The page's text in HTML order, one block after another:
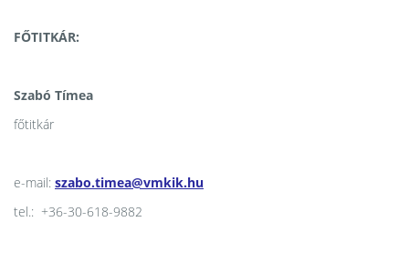
FŐTITKÁR:
Szabó Tímea
főtitkár
e-mail: szabo.timea@vmkik.hu
tel.: +36-30-618-9882